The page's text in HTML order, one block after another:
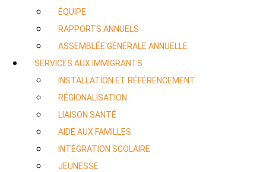
ÉQUIPE
RAPPORTS ANNUELS
ASSEMBLÉE GÉNÉRALE ANNUELLE
SERVICES AUX IMMIGRANTS
INSTALLATION ET RÉFÉRENCEMENT
RÉGIONALISATION
LIAISON SANTÉ
AIDE AUX FAMILLES
INTÉGRATION SCOLAIRE
JEUNESSE